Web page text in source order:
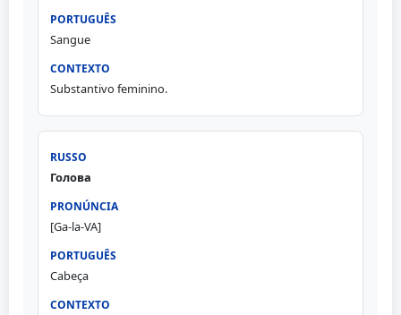
Sangue
Substantivo feminino.
Голова
[Ga-la-VA]
Cabeça